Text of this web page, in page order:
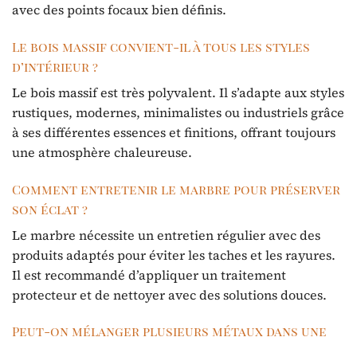
avec des points focaux bien définis.
Le bois massif convient-il à tous les styles
d’intérieur ?
Le bois massif est très polyvalent. Il s’adapte aux styles
rustiques, modernes, minimalistes ou industriels grâce
à ses différentes essences et finitions, offrant toujours
une atmosphère chaleureuse.
Comment entretenir le marbre pour préserver
son éclat ?
Le marbre nécessite un entretien régulier avec des
produits adaptés pour éviter les taches et les rayures.
Il est recommandé d’appliquer un traitement
protecteur et de nettoyer avec des solutions douces.
Peut-on mélanger plusieurs métaux dans une